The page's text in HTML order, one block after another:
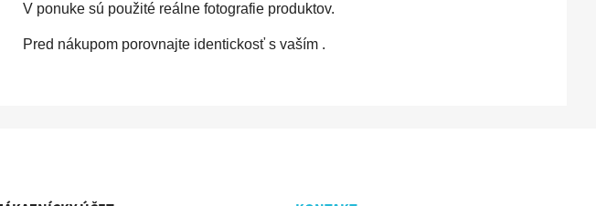
V ponuke sú použité reálne fotografie produktov.
Pred nákupom porovnajte identickosť s vaším .